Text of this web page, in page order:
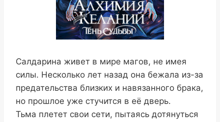
Салдарина живет в мире магов, не имея
силы. Несколько лет назад она бежала из-за
предательства близких и навязанного брака,
но прошлое уже стучится в её дверь.
Тьма плетет свои сети, пытаясь дотянуться